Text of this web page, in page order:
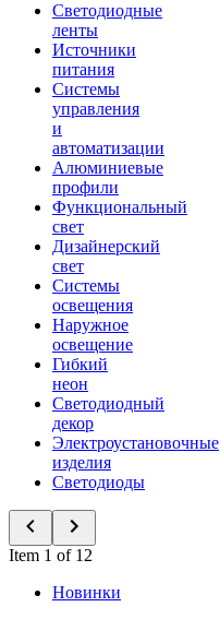
Светодиодные
ленты
Источники
питания
Системы
управления
и
автоматизации
Алюминиевые
профили
Функциональный
свет
Дизайнерский
свет
Системы
освещения
Наружное
освещение
Гибкий
неон
Светодиодный
декор
Электроустановочные
изделия
Светодиоды
Item 1 of 12
Новинки